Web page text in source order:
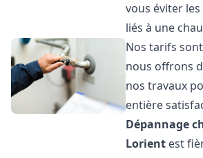
vous éviter
liés à une
Nos tarifs
nous offrons
nos travaux
entière
Dépannage
Lorient est